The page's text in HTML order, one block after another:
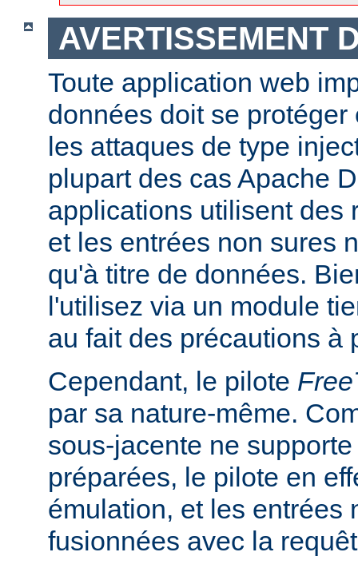
AVERTISSEMENT
Toute application web
données doit se
les attaques de type
plupart des cas Apache
applications utilisent des
et les entrées non sures
qu'à titre de données.
l'utilisez via un module
au fait des précautions à
Cependant, le pilote
par sa nature-même.
sous-jacente ne
préparées, le pilote en
émulation, et les entrées
fusionnées avec la